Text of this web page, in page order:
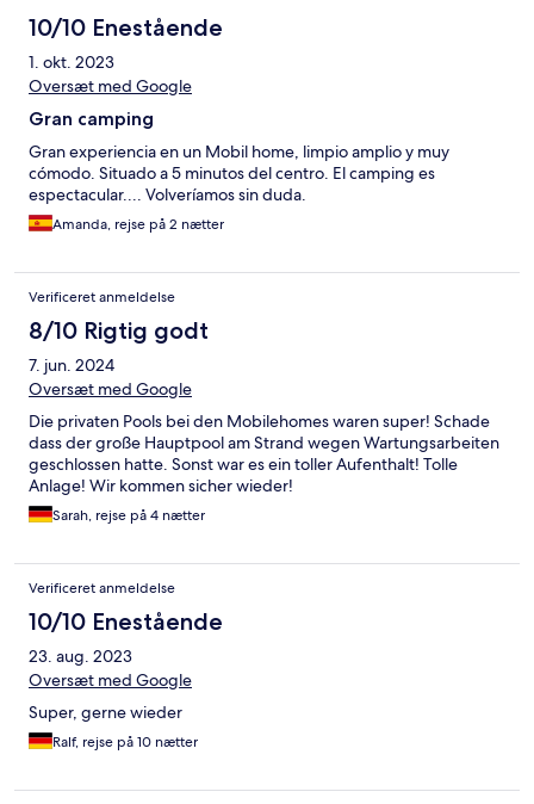
10/10 Enestående
1. okt. 2023
Oversæt med Google
Gran camping
Gran experiencia en un Mobil home, limpio amplio y muy
cómodo. Situado a 5 minutos del centro. El camping es
espectacular.... Volveríamos sin duda.
Amanda, rejse på 2 nætter
Verificeret anmeldelse
8/10 Rigtig godt
7. jun. 2024
Oversæt med Google
Die privaten Pools bei den Mobilehomes waren super! Schade
dass der große Hauptpool am Strand wegen Wartungsarbeiten
geschlossen hatte. Sonst war es ein toller Aufenthalt! Tolle
Anlage! Wir kommen sicher wieder!
Sarah, rejse på 4 nætter
Verificeret anmeldelse
10/10 Enestående
23. aug. 2023
Oversæt med Google
Super, gerne wieder
Ralf, rejse på 10 nætter